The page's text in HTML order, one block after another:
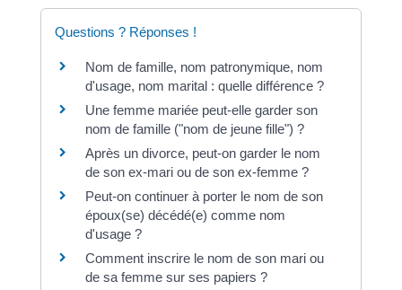
Questions ? Réponses !
Nom de famille, nom patronymique, nom
d'usage, nom marital : quelle différence ?
Une femme mariée peut-elle garder son
nom de famille ("nom de jeune fille") ?
Après un divorce, peut-on garder le nom
de son ex-mari ou de son ex-femme ?
Peut-on continuer à porter le nom de son
époux(se) décédé(e) comme nom
d'usage ?
Comment inscrire le nom de son mari ou
de sa femme sur ses papiers ?